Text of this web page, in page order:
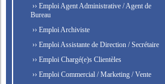
›› Emploi Agent Administrative / Agent de
Bureau
›› Emploi Archiviste
›› Emploi Assistante de Direction / Secrétaire
›› Emploi Chargé(e)s Clientèles
›› Emploi Commercial / Marketing / Vente